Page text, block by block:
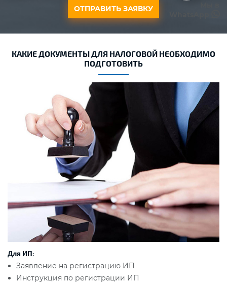
ОТПРАВИТЬ ЗАЯВКУ
КАКИЕ ДОКУМЕНТЫ ДЛЯ НАЛОГОВОЙ НЕОБХОДИМО
ПОДГОТОВИТЬ
Для ИП:
Заявление на регистрацию ИП
Инструкция по регистрации ИП